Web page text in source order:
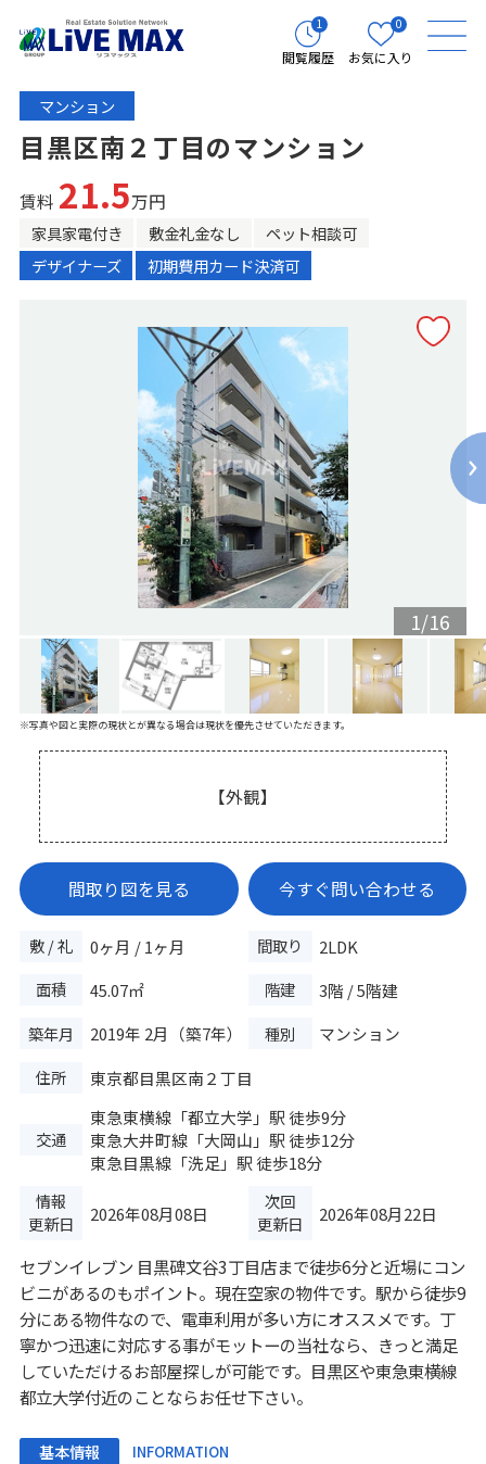
1
閲覧履歴
0
お気に入り
マンション
目黒区南２丁目のマンション
賃料 21.5万円
家具家電付き 敷金礼金なし
ペット相談可
デザイナーズ
初期費用カード決済可
1/16
※写真や図と実際の現状とが異なる場合は現状を優先させていただきます。
【外観】
間取り図を見る 今すぐ問い合わせる
敷 / 礼 0ヶ月 / 1ヶ月 間取り
2LDK
面積
45.07㎡ 階建
3階 / 5階建
築年月
2019年 2月（築7年） 種別
マンション
住所
東京都目黒区南２丁目
交通
東急東横線「都立大学 」駅 徒歩9分
東急大井町線「大岡山 」駅 徒歩12分
東急目黒線「洗足 」駅 徒歩18分
情報
更新日
2026年08月08日
次回
更新日
2026年08月22日
セブンイレブン 目黒碑文谷3丁目店まで徒歩6分と近場にコン
ビニがあるのもポイント。現在空家の物件です。駅から徒歩9
分にある物件なので、電車利用が多い方にオススメです。丁
寧かつ迅速に対応する事がモットーの当社なら、きっと満足
していただけるお部屋探しが可能です。目黒区や東急東横線
都立大学付近のことならお任せ下さい。
基本情報 INFORMATION